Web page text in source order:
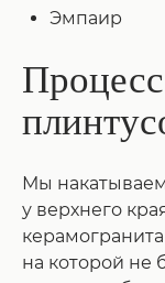
Эмпаир
Мы
у верхнего
на которой не